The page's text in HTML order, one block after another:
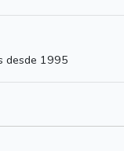
desde 1995